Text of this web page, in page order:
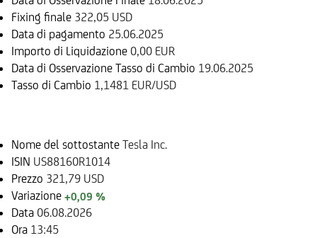
Fixing finale 322,05 USD
Data di pagamento 25.06.2025
Importo di Liquidazione 0,00 EUR
Data di Osservazione Tasso di Cambio 19.06.2025
Tasso di Cambio 1,1481 EUR/USD
Nome del sottostante Tesla Inc.
ISIN US88160R1014
Prezzo 321,79 USD
Variazione +0,09 %
Data 06.08.2026
Ora 13:45